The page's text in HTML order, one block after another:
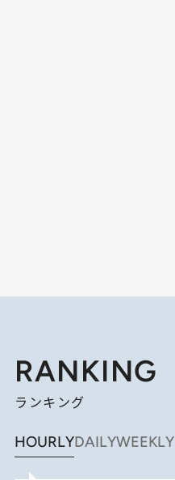
RANKING
ランキング
HOURLYDAILYWEEKLY